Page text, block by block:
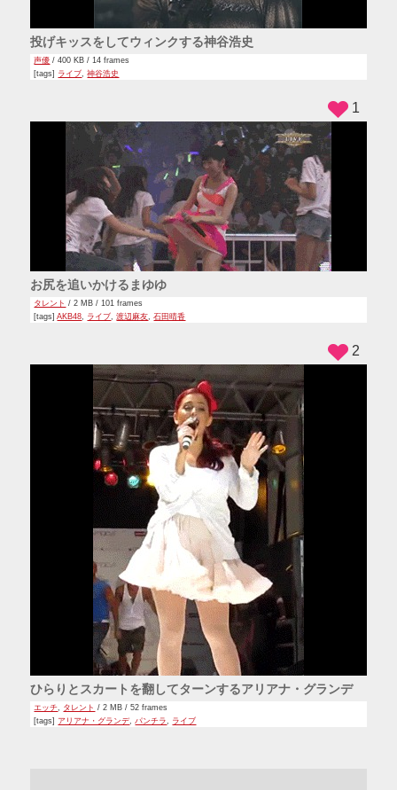
投げキッスをしてウィンクする神谷浩史
声優 / 400 KB / 14 frames
[tags] ライブ ,神谷浩史
お尻を追いかけるまゆゆ
タレント / 2 MB / 101 frames
[tags]AKB48 ライブ ,渡辺麻友 ,石田晴香
1
ひらりとスカートを翻してターンするアリアナ・グランデ
エッチ タレント / 2 MB / 52 frames
[tags] アリアナ・グランデ, パンチラ ライブ
2